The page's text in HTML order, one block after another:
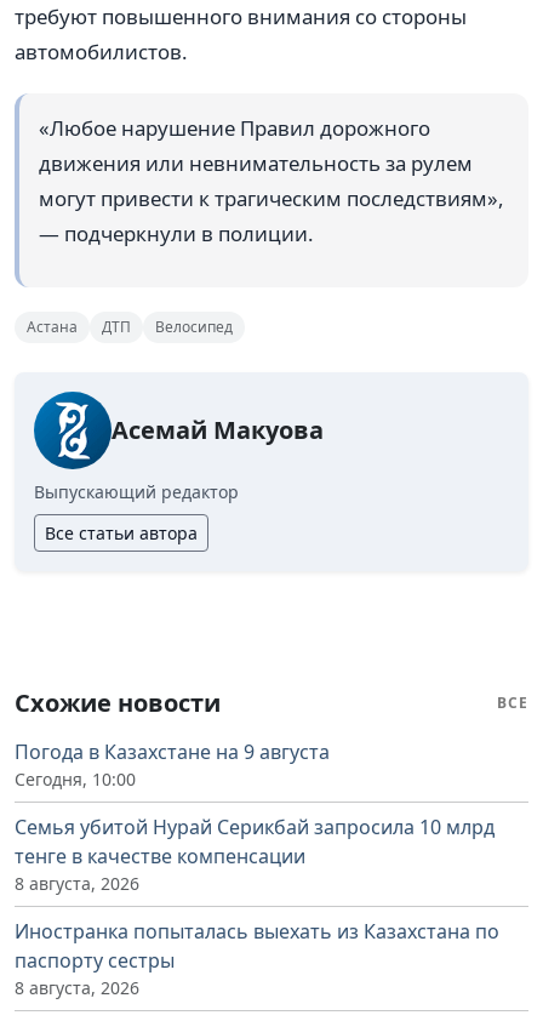
требуют повышенного внимания со стороны
автомобилистов.
«Любое нарушение Правил дорожного
движения или невнимательность за рулем
могут привести к трагическим последствиям»,
— подчеркнули в полиции.
Астана ДТП Велосипед
Асемай Макуова
Выпускающий редактор
Все статьи автора
Схожие новости ВСЕ
Погода в Казахстане на 9 августа
Сегодня, 10:00
Семья убитой Нурай Серикбай запросила 10 млрд
тенге в качестве компенсации
8 августа, 2026
Иностранка попыталась выехать из Казахстана по
паспорту сестры
8 августа, 2026